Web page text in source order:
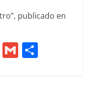
publicado en
T G